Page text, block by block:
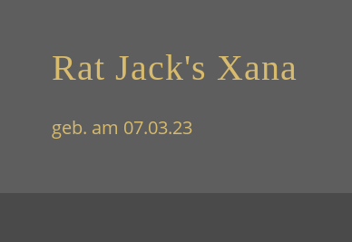
Rat Jack's Xana
geb. am 07.03.23